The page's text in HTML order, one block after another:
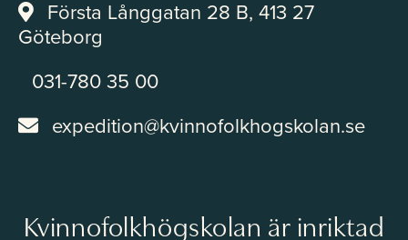
Första Långgatan 28 B, 413 27
Göteborg
031-780 35 00
expedition@kvinnofolkhogskolan.se
Kvinnofolkhögskolan är inriktad